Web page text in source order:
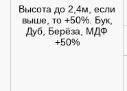
Высота до 2,4м, если
выше, то +50%. Бук,
Дуб, Берёза, МДФ
+50%